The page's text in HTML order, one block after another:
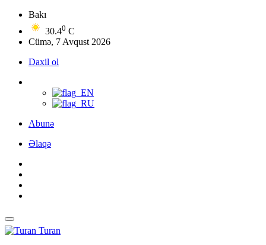
Bakı
30.40 C
Cümə, 7 Avqust 2026
Daxil ol
Abunə
Əlaqə
Turan